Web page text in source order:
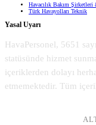
Havacılık Bakım
Türk Havayolları Teknik
Yasal Uyarı
HavaPersonel, 5651
statüsünde hizmet
içeriklerden dolayı
etmemektedir. Tüm